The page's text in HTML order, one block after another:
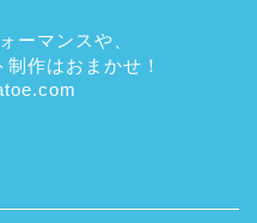
ーマンスや、
作はおまかせ！